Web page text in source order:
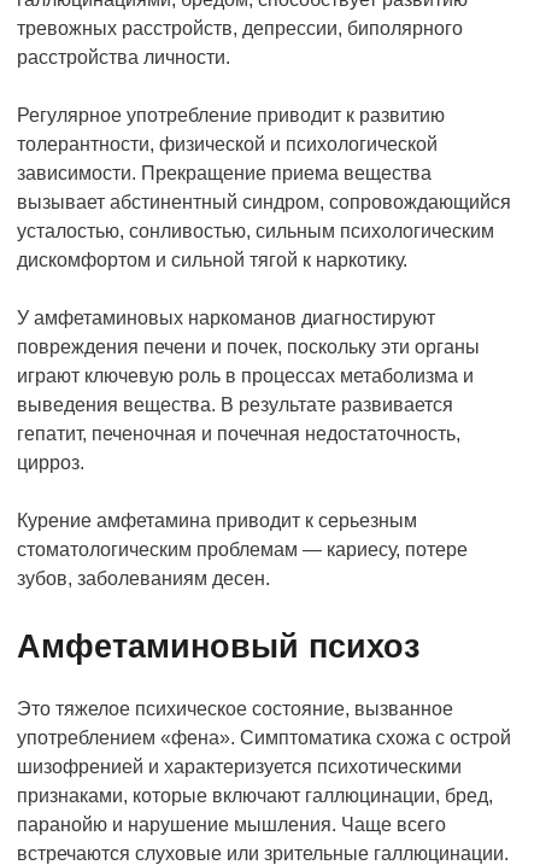
тревожных расстройств, депрессии, биполярного
расстройства личности.
Регулярное употребление приводит к развитию
толерантности, физической и психологической
зависимости. Прекращение приема вещества
вызывает абстинентный синдром, сопровождающийся
усталостью, сонливостью, сильным психологическим
дискомфортом и сильной тягой к наркотику.
У амфетаминовых наркоманов диагностируют
повреждения печени и почек, поскольку эти органы
играют ключевую роль в процессах метаболизма и
выведения вещества. В результате развивается
гепатит, печеночная и почечная недостаточность,
цирроз.
Курение амфетамина приводит к серьезным
стоматологическим проблемам — кариесу, потере
зубов, заболеваниям десен.
Амфетаминовый психоз
Это тяжелое психическое состояние, вызванное
употреблением «фена». Симптоматика схожа с острой
шизофренией и характеризуется психотическими
признаками, которые включают галлюцинации, бред,
паранойю и нарушение мышления. Чаще всего
встречаются слуховые или зрительные галлюцинации.